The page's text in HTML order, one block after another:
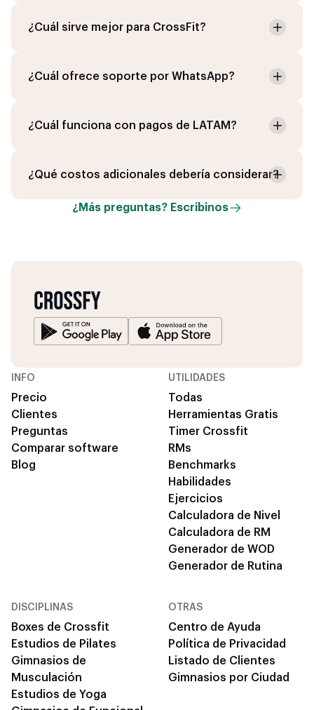
¿Cuál sirve mejor para CrossFit?
¿Cuál ofrece soporte por WhatsApp?
¿Cuál funciona con pagos de LATAM?
¿Qué costos adicionales debería considerar?
¿Más preguntas? Escribinos
INFO
Precio
Clientes
Preguntas
Comparar software
Blog
UTILIDADES
Todas
Herramientas Gratis
Timer Crossfit
RMs
Benchmarks
Habilidades
Ejercicios
Calculadora de Nivel
Calculadora de RM
Generador de WOD
Generador de Rutina
DISCIPLINAS
Boxes de Crossfit
Estudios de Pilates
Gimnasios de
Musculación
Estudios de Yoga
OTRAS
Centro de Ayuda
Política de Privacidad
Listado de Clientes
Gimnasios por Ciudad